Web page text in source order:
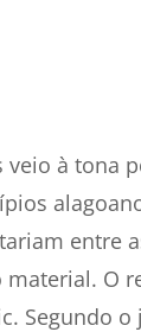
veio à tona
entre
material. O
Segundo